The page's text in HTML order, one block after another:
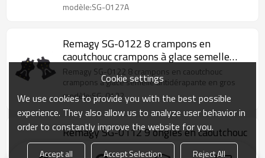
modèle:SG-0127A
Remagy SG-0122 8 crampons en
caoutchouc crampons à glace semelle
antidérapante en gros
Remagy SG-0122 8 crampons en caoutchouc
crampons à glace semelle antidérapante en gros
modèle:SG-0122
Remagy SG-0112 9 ongles en caoutchouc
Crampons de glace en gros pour
Cookie settings
We use cookies to provide you with the best possible
experience. They also allow us to analyze user behavior in
order to constantly improve the website for you.
Accept all Accept Selection Reject All